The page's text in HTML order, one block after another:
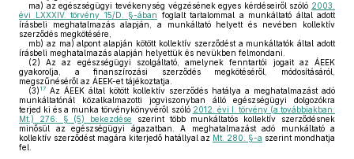
ma) az egészségügyi tevékenység végzésének egyes kérdéseiről szóló 2003.
évi LXXXIV. törvény 15/D. §-ában foglalt tartalommal a munkáltató által adott
írásbeli meghatalmazás alapján, a munkáltató helyett és nevében kollektív
szerződés megkötésére,
mb) az ma) alpont alapján kötött kollektív szerződést a munkáltatók által adott
írásbeli meghatalmazás alapján helyettük és nevükben felmondani.
(2) Az az egészségügyi szolgáltató, amelynek fenntartói jogait az ÁEEK
gyakorolja, a finanszírozási szerződés megkötéséről, módosításáról,
megszűnéséről az ÁEEK-et tájékoztatja.
(3) 17 Az ÁEEK által kötött kollektív szerződés hatálya a meghatalmazást adó
munkáltatónál közalkalmazotti jogviszonyban álló egészségügyi dolgozókra
terjed ki és a munka törvénykönyvéről szóló 2012. évi I. törvény (a továbbiakban:
Mt.) 276. § (5) bekezdése szerint több munkáltatós kollektív szerződésnek
minősül az egészségügyi ágazatban. A meghatalmazást adó munkáltató a
kollektív szerződést magára kiterjedő hatállyal az Mt. 280. §-a szerint mondhatja
fel.